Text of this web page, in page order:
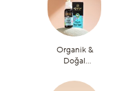
Organik &
Doğal